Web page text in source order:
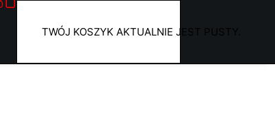
TWÓJ KOSZYK AKTUALNIE JEST PUSTY.